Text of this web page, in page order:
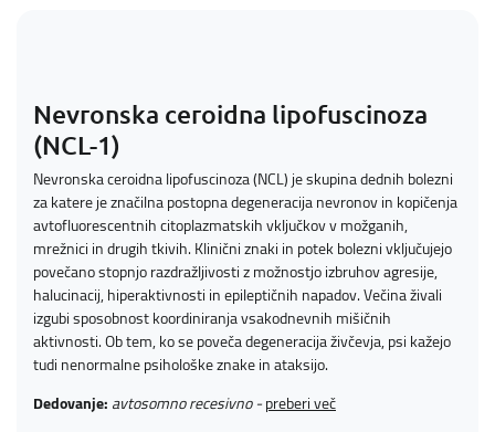
Nevronska ceroidna lipofuscinoza
(NCL-1)
Nevronska ceroidna lipofuscinoza (NCL) je skupina dednih bolezni
za katere je značilna postopna degeneracija nevronov in kopičenja
avtofluorescentnih citoplazmatskih vključkov v možganih,
mrežnici in drugih tkivih. Klinični znaki in potek bolezni vključujejo
povečano stopnjo razdražljivosti z možnostjo izbruhov agresije,
halucinacij, hiperaktivnosti in epileptičnih napadov. Večina živali
izgubi sposobnost koordiniranja vsakodnevnih mišičnih
aktivnosti. Ob tem, ko se poveča degeneracija živčevja, psi kažejo
tudi nenormalne psihološke znake in ataksijo.
Dedovanje:avtosomno recesivno -preberi več